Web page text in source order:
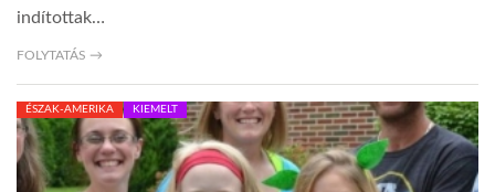
DOBRAVERO.HU
LATIMO.HU
indítottak…
FOLYTATÁS →
ÉSZAK-AMERIKA KIEMELT